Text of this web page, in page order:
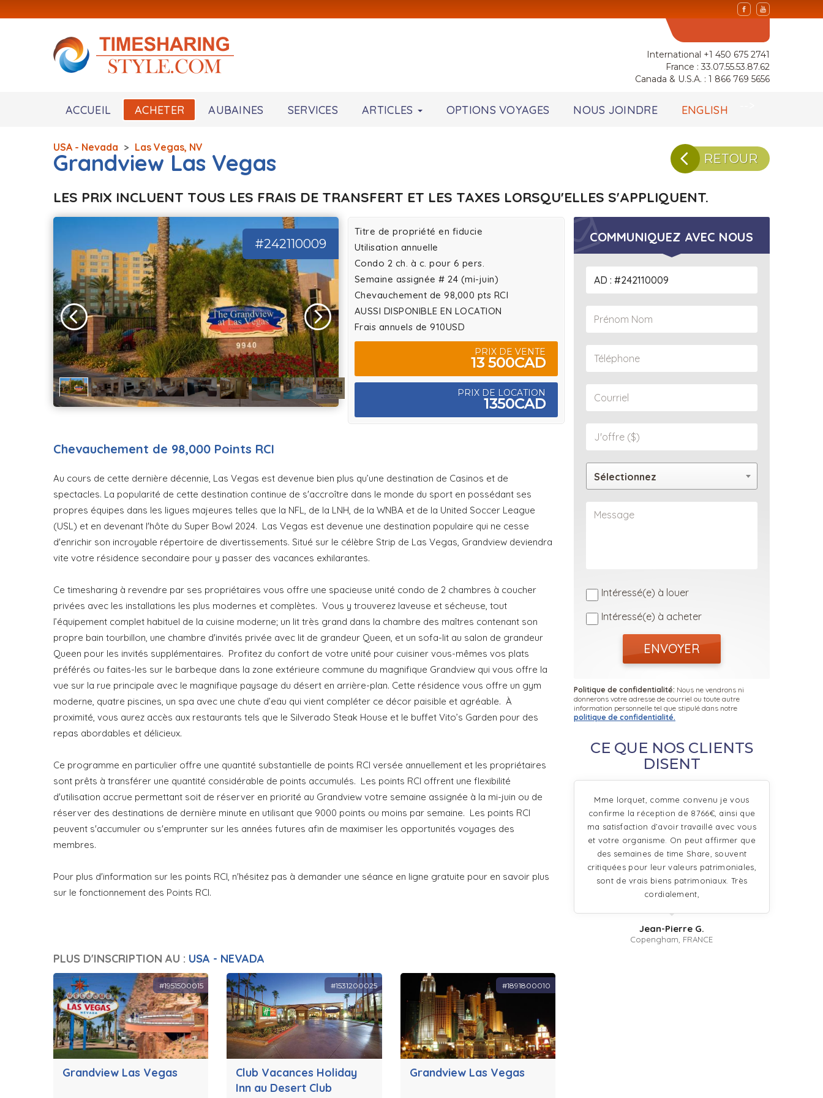
International +1 450 675 2741
France : 33.07.55.53.87.62
Canada & U.S.A. : 1 866 769 5656
ACCUEIL ACHETER AUBAINES SERVICES ARTICLES OPTIONS VOYAGES NOUS JOINDRE ENGLISH
RETOUR
USA - Nevada > Las Vegas, NV
Grandview Las Vegas
LES PRIX INCLUENT TOUS LES FRAIS DE TRANSFERT ET LES TAXES LORSQU'ELLES S'APPLIQUENT.
#242110009
Titre de propriété en fiducie
Utilisation annuelle
Condo 2 ch. à c. pour 6 pers.
Semaine assignée # 24 (mi-juin)
Chevauchement de 98,000 pts RCI
AUSSI DISPONIBLE EN LOCATION
Frais annuels de 910USD
PRIX DE VENTE
13 500CAD
PRIX DE LOCATION
1350CAD
Chevauchement de 98,000 Points RCI
Au cours de cette dernière décennie, Las Vegas est devenue bien plus qu’une destination de Casinos et de
spectacles. La popularité de cette destination continue de s'accroître dans le monde du sport en possédant ses
propres équipes dans les ligues majeures telles que la NFL, de la LNH, de la WNBA et de la United Soccer League
(USL) et en devenant l'hôte du Super Bowl 2024. Las Vegas est devenue une destination populaire qui ne cesse
d'enrichir son incroyable répertoire de divertissements. Situé sur le célèbre Strip de Las Vegas, Grandview deviendra
vite votre résidence secondaire pour y passer des vacances exhilarantes.
Ce timesharing à revendre par ses propriétaires vous offre une spacieuse unité condo de 2 chambres à coucher
privées avec les installations les plus modernes et complètes. Vous y trouverez laveuse et sécheuse, tout
l’équipement complet habituel de la cuisine moderne; un lit très grand dans la chambre des maîtres contenant son
propre bain tourbillon, une chambre d'invités privée avec lit de grandeur Queen, et un sofa-lit au salon de grandeur
Queen pour les invités supplémentaires. Profitez du confort de votre unité pour cuisiner vous-mêmes vos plats
préférés ou faites-les sur le barbeque dans la zone extérieure commune du magnifique Grandview qui vous offre la
vue sur la rue principale avec le magnifique paysage du désert en arrière-plan. Cette résidence vous offre un gym
moderne, quatre piscines, un spa avec une chute d’eau qui vient compléter ce décor paisible et agréable. À
proximité, vous aurez accès aux restaurants tels que le Silverado Steak House et le buffet Vito’s Garden pour des
repas abordables et délicieux.
Ce programme en particulier offre une quantité substantielle de points RCI versée annuellement et les propriétaires
sont prêts à transférer une quantité considérable de points accumulés. Les points RCI offrent une flexibilité
d'utilisation accrue permettant soit de réserver en priorité au Grandview votre semaine assignée à la mi-juin ou de
réserver des destinations de dernière minute en utilisant que 9000 points ou moins par semaine. Les points RCI
peuvent s'accumuler ou s'emprunter sur les années futures afin de maximiser les opportunités voyages des
membres.
Pour plus d'information sur les points RCI, n'hésitez pas à demander une séance en ligne gratuite pour en savoir plus
sur le fonctionnement des Points RCI.
PLUS D'INSCRIPTION AU : USA - NEVADA
Grandview Las Vegas
#1951500015
Club Vacances Holiday
Inn au Desert Club
#1531200025
Grandview Las Vegas
#1891800010
COMMUNIQUEZ AVEC NOUS
Sélectionnez
Intéressé(e) à louer
Intéressé(e) à acheter
ENVOYER
Politique de confidentialité: Nous ne vendrons ni
donnerons votre adresse de courriel ou toute autre
information personnelle tel que stipulé dans notre
politique de confidentialité.
CE QUE NOS CLIENTS
DISENT
Mme lorquet, comme convenu je vous
confirme la réception de 8766€, ainsi que
ma satisfaction d’avoir travaillé avec vous
et votre organisme. On peut affirmer que
des semaines de time Share, souvent
critiquées pour leur valeurs patrimoniales,
sont de vrais biens patrimoniaux. Très
cordialement,
Jean-Pierre G.
Copengham, FRANCE